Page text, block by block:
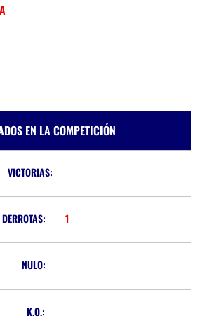
EN LA COMPETICIÓN
VICTORIAS:
DERROTAS: 1
NULO:
K.O.: